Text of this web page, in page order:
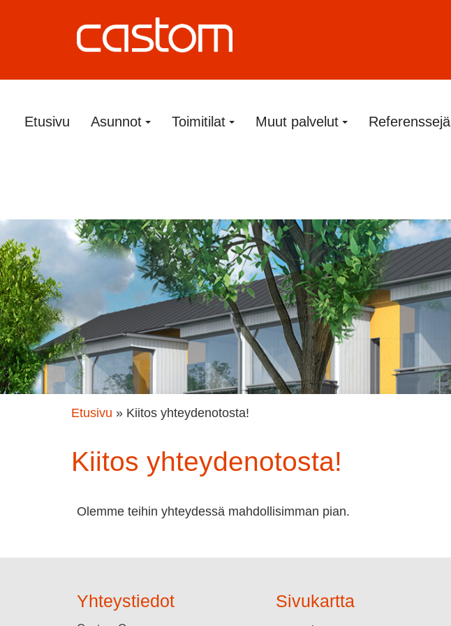
Etusivu Asunnot Toimitilat Muut palvelut Referenssejä
Etusivu » Kiitos yhteydenotosta!
Kiitos yhteydenotosta!
Olemme teihin yhteydessä mahdollisimman pian.
Yhteystiedot Sivukartta